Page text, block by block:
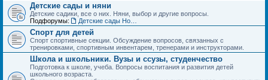
Детские сады и няни
Детские садики, все о них. Няни, выбор и другие вопросы.
Подфорумы:
Спорт для детей
Спорт спортивные секции. Обсуждение вопросов, связанных с
тренировками, спортивным инвентарем, тренерами и инструкторами.
Школа и школьники. Вузы и ссузы, студенчество
Подготовка к школе, учеба. Вопросы воспитания и развития детей
школьного возраста.